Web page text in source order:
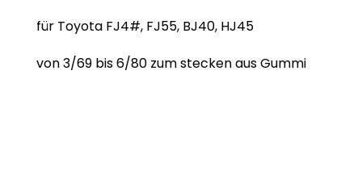
für Toyota FJ4#, FJ55, BJ40, HJ45
von 3/69 bis 6/80 zum stecken aus Gummi